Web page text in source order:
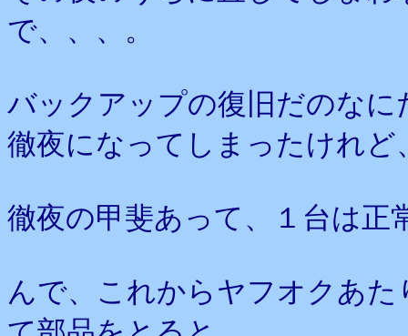
で、、、。
バックアップの復旧だのな
徹夜になってしまったけれど
徹夜の甲斐あって、１台は正
んで、これからヤフオクあ